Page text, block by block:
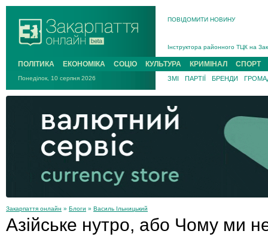
ПОВІДОМИТИ НОВИНУ
Інструктора районного ТЦК на
В Ужгороді попрощаються із
В Ужгороді 5 серпня
Підтвердили загибель
На війні з рф поліг військовий з
На війні загинув 26-річний
ПОЛІТИКА ЕКОНОМІКА СОЦІО КУЛЬТУРА КРИМІНАЛ СПОРТ
Понеділок, 10 серпня 2026 ЗМІ ПАРТІЇ БРЕНДИ
Закарпаття онлайн » Блоги » Василь Ільницький
Азійське нутро, або Чому ми